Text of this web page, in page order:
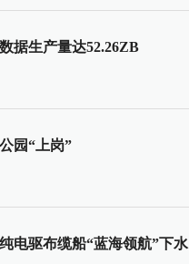
据生产量达52.26ZB
园“上岗”
电驱布缆船“蓝海领航”下水